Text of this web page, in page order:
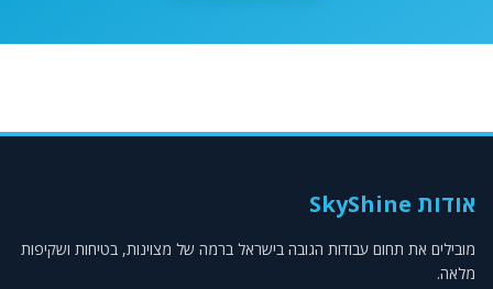
אודות SkyShine
מובילים את תחום עבודות הגובה בישראל ברמה של מצוינות, בטיחות ושקיפות
מלאה.